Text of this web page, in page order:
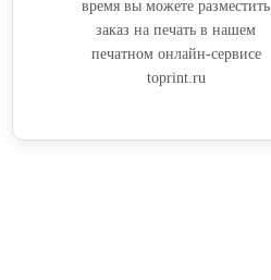
время вы можете разместить
заказ на печать в нашем
печатном онлайн-сервисе
toprint.ru